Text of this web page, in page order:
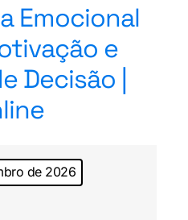
Emocional
e
Decisão |
de 2026